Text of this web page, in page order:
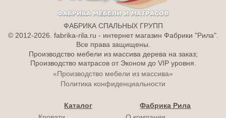
ФАБРИКА СПАЛЬНЫХ ГРУПП
© 2012-2026. fabrika-rila.ru - интернет магазин Фабрики "Рила".
Все права защищены.
Производство мебели из массива дерева на заказ;
Производство матрасов от Эконом до VIP уровня.
«Производство мебели из массива»
Политика конфиденциальности
Каталог
Фабрика Рила